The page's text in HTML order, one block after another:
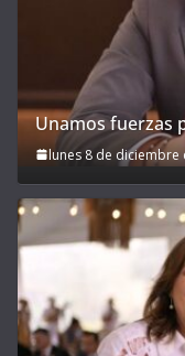
Unamos fuerzas
lunes 8 de diciembre